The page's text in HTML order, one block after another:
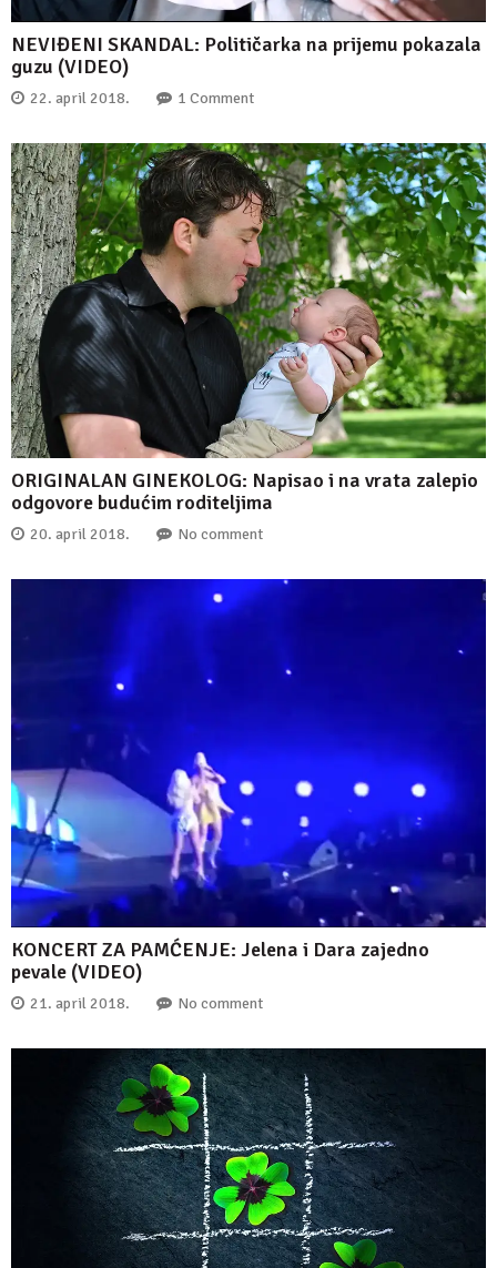
NEVIĐENI SKANDAL: Političarka na prijemu pokazala
guzu (VIDEO)
22. april 2018. 1 Comment
ORIGINALAN GINEKOLOG: Napisao i na vrata zalepio
odgovore budućim roditeljima
20. april 2018. No comment
KONCERT ZA PAMĆENJE: Jelena i Dara zajedno
pevale (VIDEO)
21. april 2018. No comment